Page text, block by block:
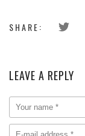
SHARE:
LEAVE A REPLY